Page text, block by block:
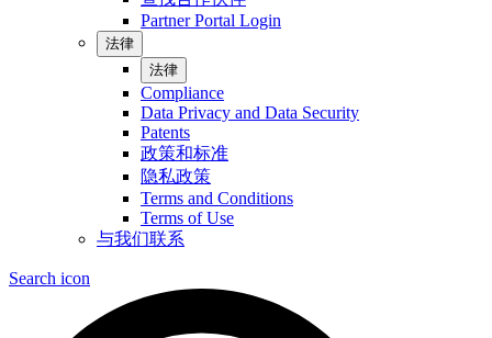
Partner Portal Login
法律
法律
Compliance
Data Privacy and Data Security
Patents
政策和标准
隐私政策
Terms and Conditions
Terms of Use
与我们联系
Search icon